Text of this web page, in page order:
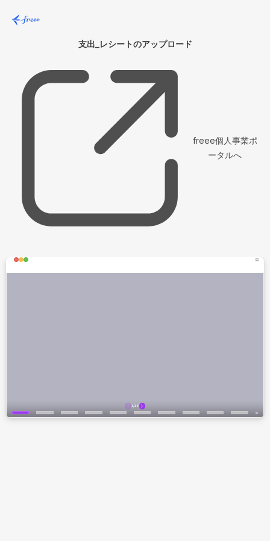
支出_レシートのアップロード
freee個人事業ポ
ータルへ